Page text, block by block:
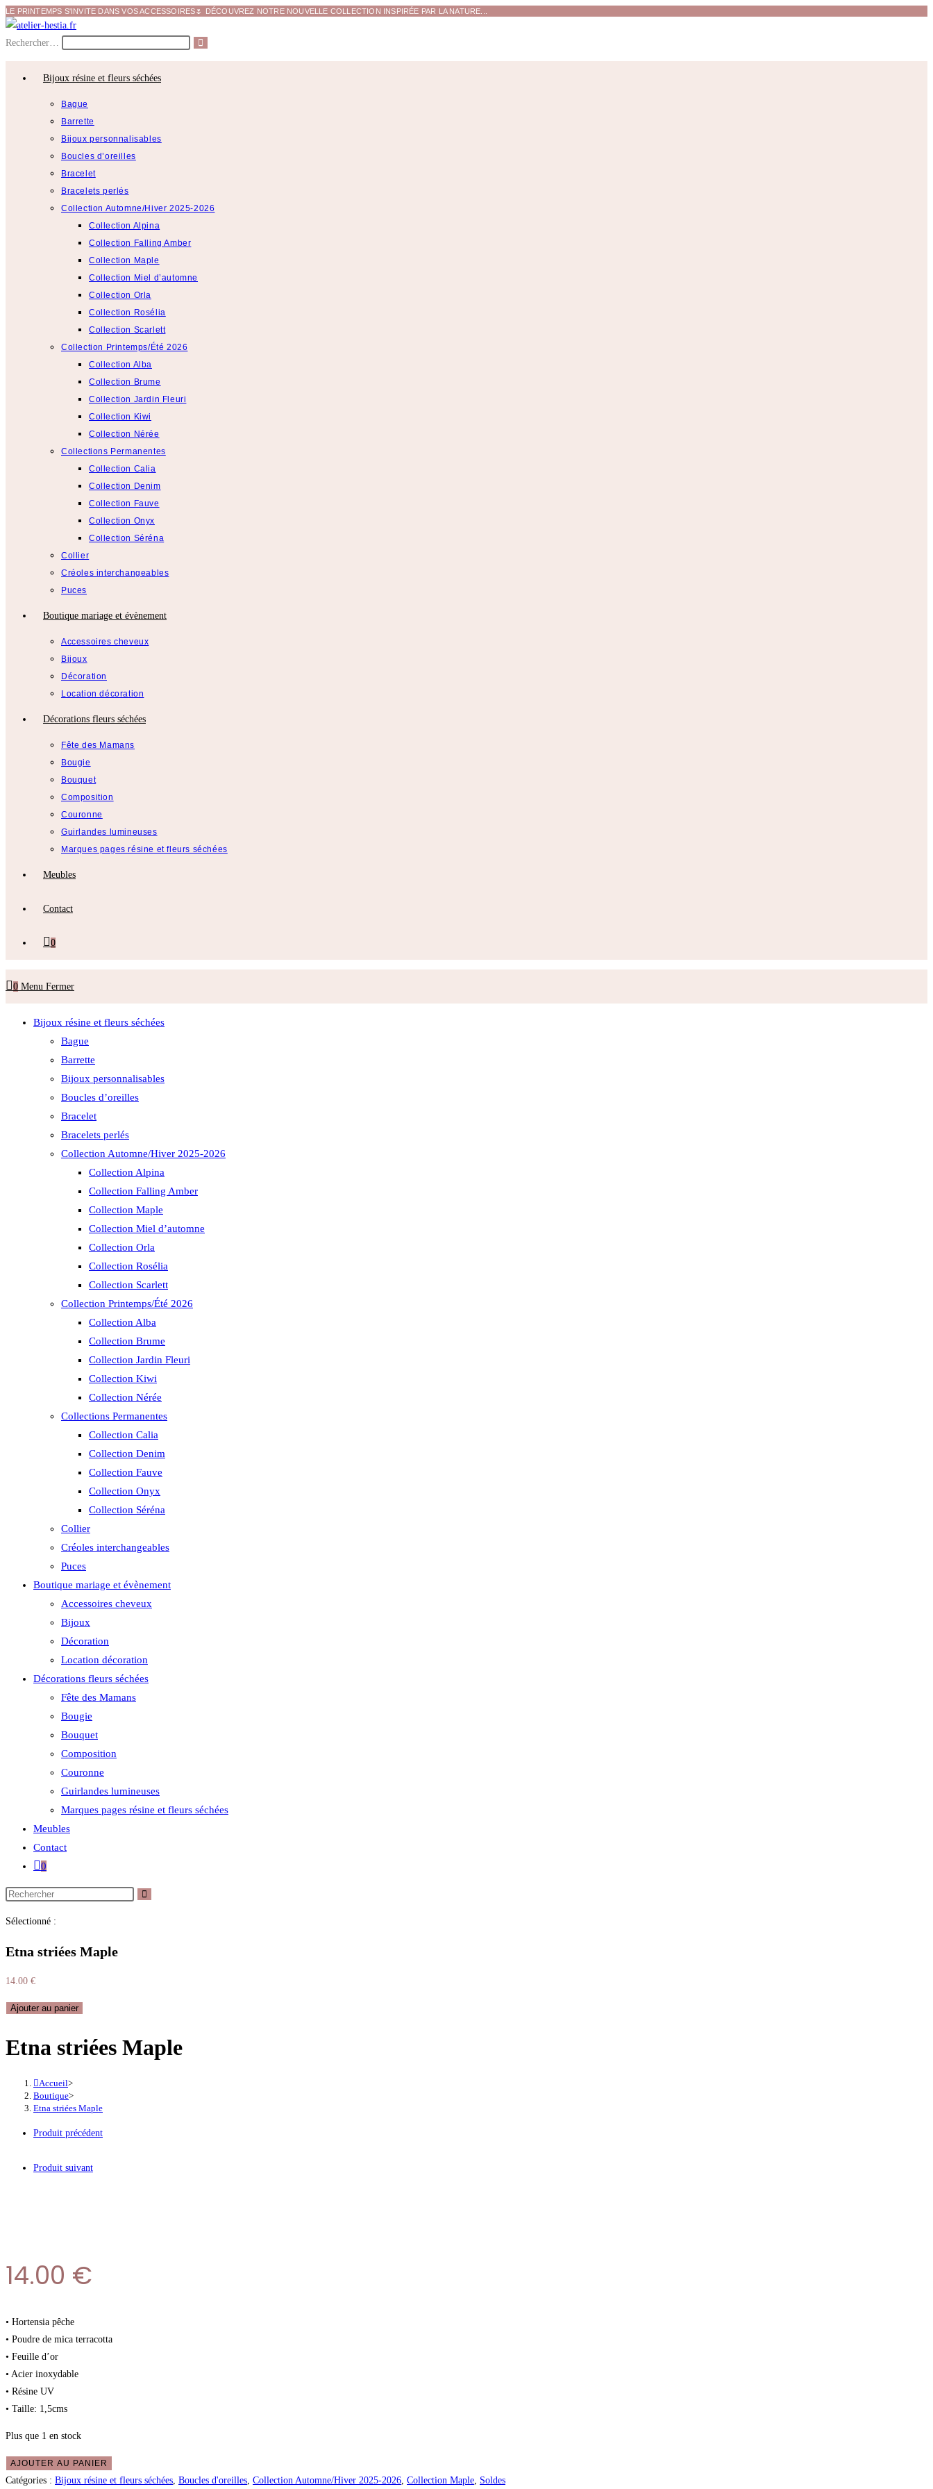
LE PRINTEMPS S'INVITE DANS VOS ACCESSOIRES🌷 DÉCOUVREZ NOTRE NOUVELLE COLLECTION INSPIRÉE PAR LA NATURE...
Rechercher…
Bijoux résine et fleurs séchées
Bague
Barrette
Bijoux personnalisables
Boucles d’oreilles
Bracelet
Bracelets perlés
Collection Automne/Hiver 2025-2026
Collection Alpina
Collection Falling Amber
Collection Maple
Collection Miel d’automne
Collection Orla
Collection Rosélia
Collection Scarlett
Collection Printemps/Été 2026
Collection Alba
Collection Brume
Collection Jardin Fleuri
Collection Kiwi
Collection Nérée
Collections Permanentes
Collection Calia
Collection Denim
Collection Fauve
Collection Onyx
Collection Séréna
Collier
Créoles interchangeables
Puces
Boutique mariage et évènement
Accessoires cheveux
Bijoux
Décoration
Location décoration
Décorations fleurs séchées
Fête des Mamans
Bougie
Bouquet
Composition
Couronne
Guirlandes lumineuses
Marques pages résine et fleurs séchées
Meubles
Contact
0
0 Menu Fermer
Bijoux résine et fleurs séchées
Bague
Barrette
Bijoux personnalisables
Boucles d’oreilles
Bracelet
Bracelets perlés
Collection Automne/Hiver 2025-2026
Collection Alpina
Collection Falling Amber
Collection Maple
Collection Miel d’automne
Collection Orla
Collection Rosélia
Collection Scarlett
Collection Printemps/Été 2026
Collection Alba
Collection Brume
Collection Jardin Fleuri
Collection Kiwi
Collection Nérée
Collections Permanentes
Collection Calia
Collection Denim
Collection Fauve
Collection Onyx
Collection Séréna
Collier
Créoles interchangeables
Puces
Boutique mariage et évènement
Accessoires cheveux
Bijoux
Décoration
Location décoration
Décorations fleurs séchées
Fête des Mamans
Bougie
Bouquet
Composition
Couronne
Guirlandes lumineuses
Marques pages résine et fleurs séchées
Meubles
Contact
0
Sélectionné :
Etna striées Maple
14.00 €
Ajouter au panier
Etna striées Maple
Accueil>
Boutique>
Etna striées Maple
Produit précédent
Produit suivant
14.00 €
• Hortensia pêche
• Poudre de mica terracotta
• Feuille d’or
• Acier inoxydable
• Résine UV
• Taille: 1,5cms
Plus que 1 en stock
AJOUTER AU PANIER
Catégories : Bijoux résine et fleurs séchées, Boucles d'oreilles, Collection Automne/Hiver 2025-2026, Collection Maple, Soldes